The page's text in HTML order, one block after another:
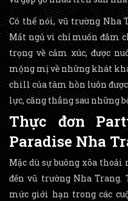
Có thể nói, vũ trường Nha
Mất ngủ vì chỉ muốn đắm
trọng về cảm xúc, được
mộng mị về những khát
chill của tâm hồn luôn
lực, căng thẳng sau những
Thực đơn
Paradise Nha
Mặc dù sự buông xõa
đến vũ trường Nha Trang.
mức giới hạn trong các